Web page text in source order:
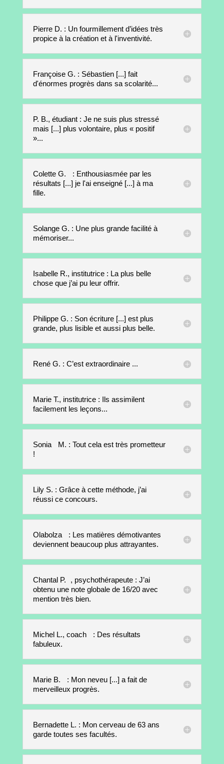
Pierre D. : Un fourmillement d’idées très
propice à la création et à l'inventivité.
Françoise G. : Sébastien [...] fait
d'énormes progrès dans sa scolarité...
P. B., étudiant : Je ne suis plus stressé
mais [...] plus volontaire, plus « positif
»...
Colette G. : Enthousiasmée par les
résultats [...] je l'ai enseigné [...] à ma
fille.
Solange G. : Une plus grande facilité à
mémoriser...
Isabelle R., institutrice : La plus belle
chose que j’ai pu leur offrir.
Philippe G. : Son écriture [...] est plus
grande, plus lisible et aussi plus belle.
René G. : C’est extraordinaire ...
Marie T., institutrice : Ils assimilent
facilement les leçons...
Sonia M. : Tout cela est très prometteur
!
Lily S. : Grâce à cette méthode, j’ai
réussi ce concours.
Olabolza : Les matières démotivantes
deviennent beaucoup plus attrayantes.
Chantal P. , psychothérapeute : J’ai
obtenu une note globale de 16/20 avec
mention très bien.
Michel L., coach : Des résultats
fabuleux.
Marie B. : Mon neveu [...] a fait de
merveilleux progrès.
Bernadette L. : Mon cerveau de 63 ans
garde toutes ses facultés.